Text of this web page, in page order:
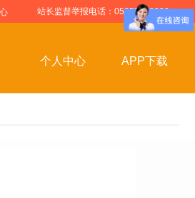
站长监督举报电话：05357599999
个人中心 APP下载